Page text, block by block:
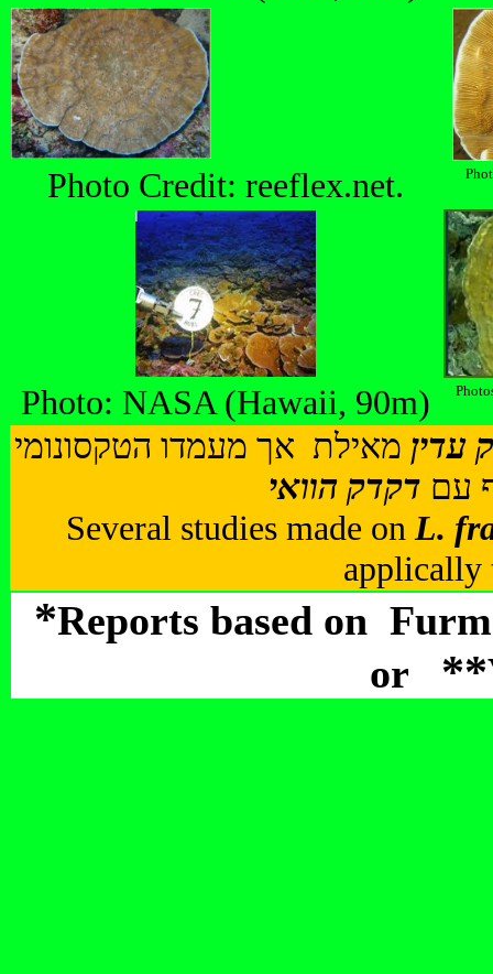
Photo Credit: reeflex.net.
Photo: NASA (Hawaii, 90m)
עדין מאילת אך מעמדו הטקסונומי
עם
Several studies made on L.
applically
*Reports based on
or **